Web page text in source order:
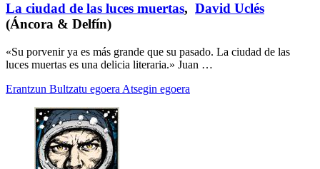
La ciudad de las luces muertas, David Uclés
(Áncora & Delfín)
«Su porvenir ya es más grande que su pasado. La ciudad de las
luces muertas es una delicia literaria.» Juan …
Erantzun Bultzatu egoera Atsegin egoera